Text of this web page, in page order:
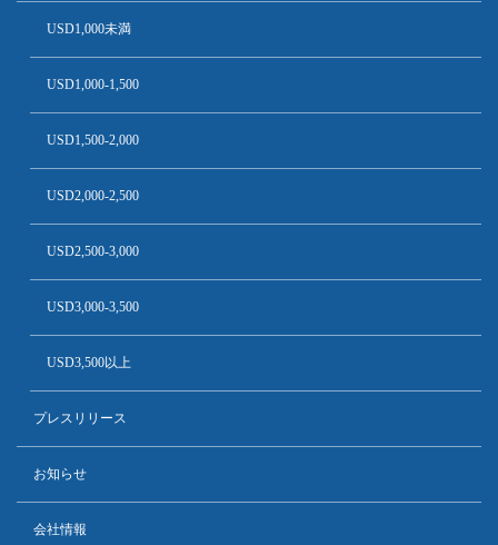
USD1,000未満
USD1,000-1,500
USD1,500-2,000
USD2,000-2,500
USD2,500-3,000
USD3,000-3,500
USD3,500以上
プレスリリース
お知らせ
会社情報